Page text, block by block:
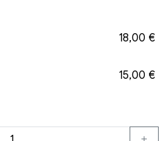
18,00 €
15,00 €